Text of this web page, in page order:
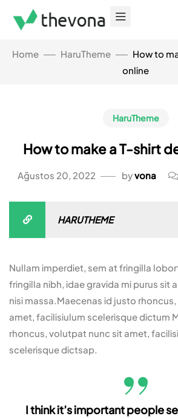
Home HaruTheme
How to
online
HaruTheme
How to make a T-shirt
Ağustos 20, 2022 byvona
HARUTHEME
Nullam imperdiet, sem at fringilla
fringilla nibh, idae gravida mi purus sit
nisi massa.Maecenas id justo
amet, facilisiulum scelerisque dictum
rhoncus, volutpat nunc sit amet,
scelerisque dictsap.
I think it’s important people